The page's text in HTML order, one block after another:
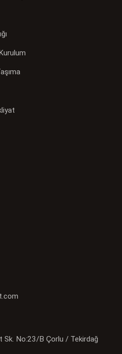
Sk. No:23/B Çorlu / Tekirdağ